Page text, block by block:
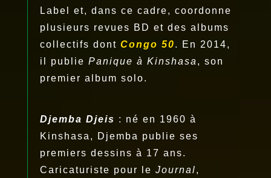
Label et, dans ce cadre, coordonne
plusieurs revues BD et des albums
collectifs dont Congo 50. En 2014,
il publie Panique à Kinshasa , son
premier album solo.
Djemba Djeis : né en 1960 à
Kinshasa, Djemba publie ses
premiers dessins à 17 ans.
Caricaturiste pour le Journal,